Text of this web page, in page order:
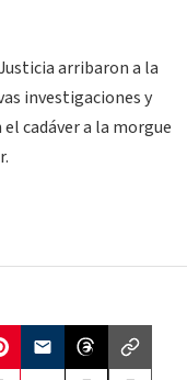
arribaron a la
investigaciones y
cadáver a la morgue